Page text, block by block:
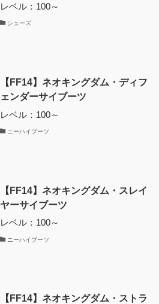
レベル：100～
シューズ
【FF14】ネオキングダム・ディフ
ェンダーサイブーツ
レベル：100～
ニーハイブーツ
【FF14】ネオキングダム・スレイ
ヤーサイブーツ
レベル：100～
ニーハイブーツ
【FF14】ネオキングダム・ストラ